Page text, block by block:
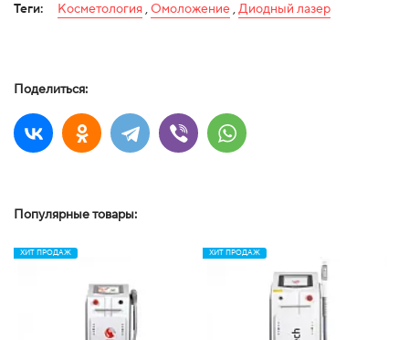
Теги: Косметология,Омоложение,Диодный лазер
Поделиться:
Популярные товары:
ХИТ ПРОДАЖ ХИТ ПРОДАЖ